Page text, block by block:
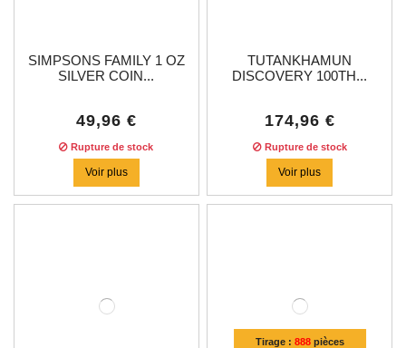
SIMPSONS FAMILY 1 OZ
SILVER COIN...
49,96 €
Rupture de stock
Voir plus
TUTANKHAMUN
DISCOVERY 100TH...
174,96 €
Rupture de stock
Voir plus
Tirage : 888pièces